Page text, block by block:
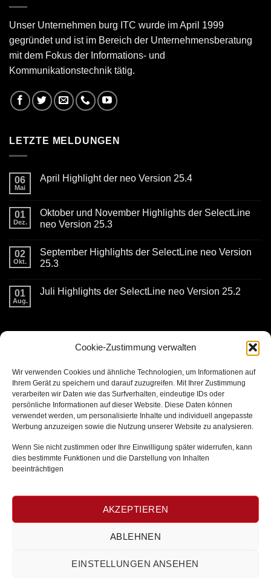
Cookie-Zustimmung verwalten
Wir verwenden Cookies und ähnliche Technologien, um Informationen auf
Ihrem Gerät zu speichern und darauf zuzugreifen. Mit Ihrer Zustimmung
verarbeiten wir Daten wie das Surfverhalten, eindeutige IDs oder
persönliche Informationen auf dieser Website. Diese Daten können
verwendet werden, um personalisierte Inhalte und individuell angepasste
Werbung anzuzeigen sowie die Nutzung unserer Website zu analysieren.
Wenn Sie nicht zustimmen oder Ihre Einwilligung später widerrufen, kann
dies bestimmte Funktionen und die Darstellung von Inhalten
beeinträchtigen
AKZEPTIEREN
ABLEHNEN
EINSTELLUNGEN ANSEHEN
Unser Unternehmen burg ITC wurde im April 1999
gegründet und ist im Bereich der Unternehmensberatung
mit dem Fokus der Informations- und
Kommunikationstechnik tätig.
LETZTE MELDUNGEN
06
Mai
April Highlight der neo Version 25.4
April
Highlight
der
25.4
01
Dez.
Oktober und November Highlights der SelectLine
neo Version 25.3
zu
Oktober
und
der
SelectLine
02
Okt.
September Highlights der SelectLine neo Version
25.3
zu
September
neo
01
Aug.
Juli Highlights der SelectLine neo Version 25.2
25.2
burg ITC GmbH
Kaiserstrasse 11
56861 Reil
T + 49 (0) 6542 963283 0
LINKS
Impressum